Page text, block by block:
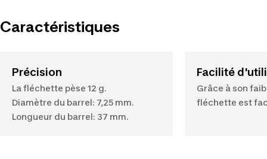
Caractéristiques
Précision
La fléchette pèse 12 g.
Diamètre du barrel: 7,25 mm.
Longueur du barrel: 37 mm.
Facilité
Grâce à son
fléchette est